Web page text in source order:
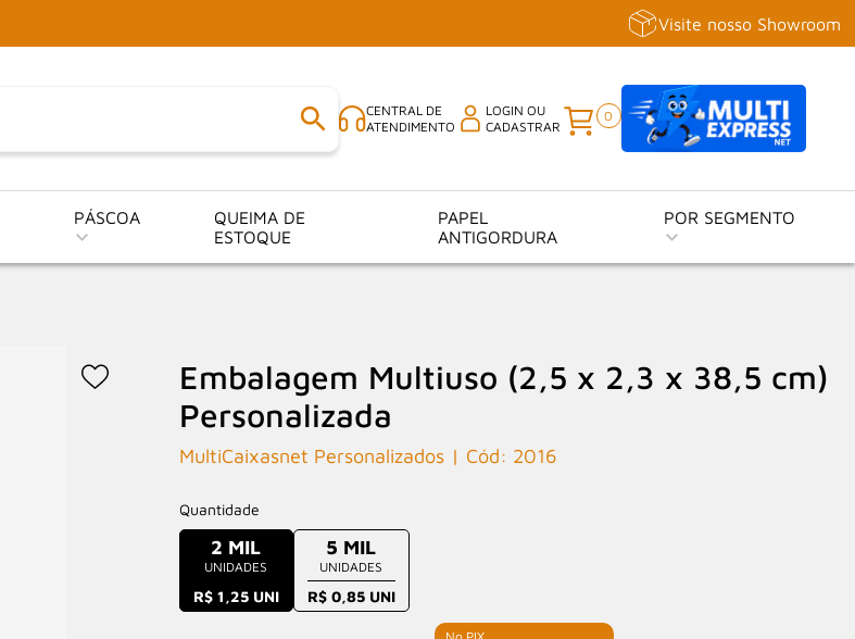
Visite nosso Showroom
CENTRAL DE
ATENDIMENTO
LOGIN OU
CADASTRAR
0
PÁSCOA
QUEIMA DE
ESTOQUE
PAPEL
ANTIGORDURA
POR SEGMENTO
Embalagem Multiuso (2,5 x 2,3 x 38,5 cm)
Personalizada
MultiCaixasnet Personalizados 2016
Quantidade
2 MIL
UNIDADES
R$ 1,25 UNI
5 MIL
UNIDADES
R$ 0,85 UNI